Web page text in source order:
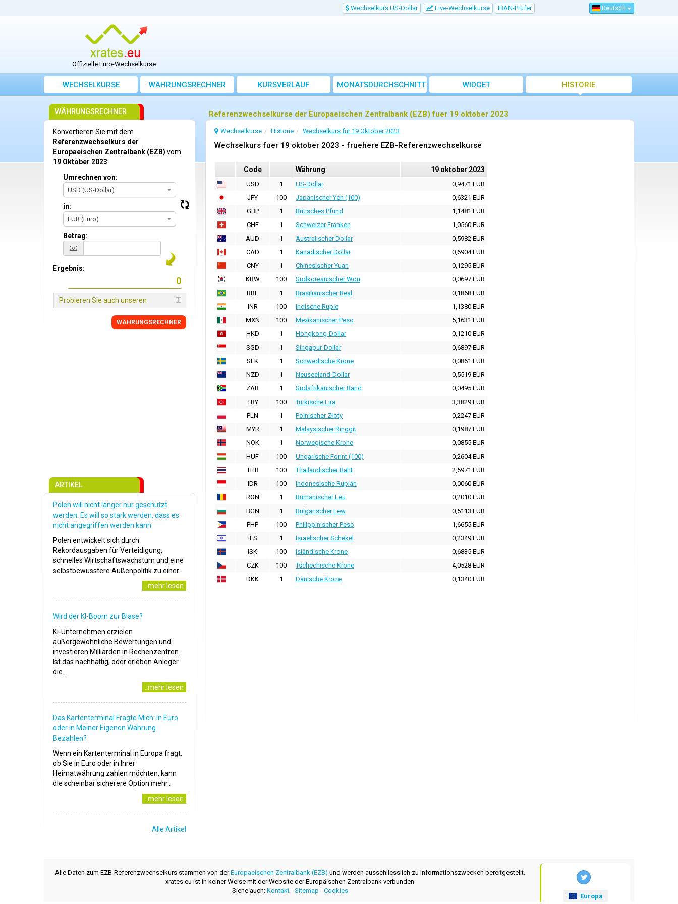
Wechselkurs US-Dollar Live-Wechselkurse IBAN-Prüfer Deutsch
Offizielle Euro-Wechselkurse
WECHSELKURSE WÄHRUNGSRECHNER KURSVERLAUF MONATSDURCHSCHNITT WIDGET HISTORIE
Referenzwechselkurse der Europaeischen Zentralbank (EZB) fuer 19 oktober 2023
Wechselkurse Historie Wechselkurs für 19 Oktober 2023
Wechselkurs fuer 19 oktober 2023 - fruehere EZB-Referenzwechselkurse
Code Währung 19 oktober 2023
USD 1 US-Dollar
0,9471 EUR
JPY
100 Japanischer Yen (100)
0,6321 EUR
GBP
1 Britisches Pfund
1,1481 EUR
CHF
1 Schweizer Franken
1,0560 EUR
AUD
1 Australischer Dollar
0,5982 EUR
CAD
1 Kanadischer Dollar
0,6904 EUR
CNY
1 Chinesischer Yuan
0,1295 EUR
KRW
100 Südkoreanischer Won
0,0697 EUR
BRL
1 Brasilianischer Real
0,1868 EUR
INR
100 Indische Rupie
1,1380 EUR
MXN
100 Mexikanischer Peso
5,1631 EUR
HKD
1 Hongkong-Dollar
0,1210 EUR
SGD
1 Singapur-Dollar
0,6897 EUR
SEK
1 Schwedische Krone
0,0861 EUR
NZD
1 Neuseeland-Dollar
0,5519 EUR
ZAR
1 Südafrikanischer Rand
0,0495 EUR
TRY
100 Türkische Lira
3,3829 EUR
PLN
1 Polnischer Złoty
0,2247 EUR
MYR
1 Malaysischer Ringgit
0,1987 EUR
NOK
1 Norwegische Krone
0,0855 EUR
HUF
100 Ungarische Forint (100)
0,2604 EUR
THB
100 Thailändischer Baht
2,5971 EUR
IDR
100 Indonesische Rupiah
0,0060 EUR
RON
1 Rumänischer Leu
0,2010 EUR
BGN
1 Bulgarischer Lew
0,5113 EUR
PHP
100 Philippinischer Peso
1,6655 EUR
ILS
1 Israelischer Schekel
0,2349 EUR
ISK
100 Isländische Krone
0,6835 EUR
CZK
100 Tschechische Krone
4,0528 EUR
DKK
1 Dänische Krone 0,1340 EUR
WÄHRUNGSRECHNER
Konvertieren Sie mit dem
Referenzwechselkurs der
Europaeischen Zentralbank (EZB) vom
19 Oktober 2023:
Umrechnen von:
USD (US-Dollar)
in:
EUR (Euro)
Betrag:
Ergebnis:
Probieren Sie auch unseren
WÄHRUNGSRECHNER
ARTIKEL
Polen will nicht länger nur geschützt
werden. Es will so stark werden, dass es
nicht angegriffen werden kann
Polen entwickelt sich durch
Rekordausgaben für Verteidigung,
schnelles Wirtschaftswachstum und eine
selbstbewusstere Außenpolitik zu einer..
..mehr lesen
Wird der KI-Boom zur Blase?
KI-Unternehmen erzielen
außergewöhnliche Bewertungen und
investieren Milliarden in Rechenzentren.
Ist das nachhaltig, oder erleben Anleger
die..
..mehr lesen
Das Kartenterminal Fragte Mich: In Euro
oder in Meiner Eigenen Währung
Bezahlen?
Wenn ein Kartenterminal in Europa fragt,
ob Sie in Euro oder in Ihrer
Heimatwährung zahlen möchten, kann
die scheinbar sicherere Option mehr..
..mehr lesen
Alle Artikel
Alle Daten zum EZB-Referenzwechselkurs stammen von derEuropaeischen Zentralbank (EZB) und werden ausschliesslich zu Informationszwecken bereitgestellt.
xrates.eu ist in keiner Weise mit der Website der Europäischen Zentralbank verbunden
Siehe auch: Kontakt- Sitemap - Cookies
Europa